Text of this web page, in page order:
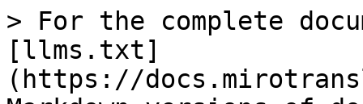
> For the complete
[llms.txt]
(https://